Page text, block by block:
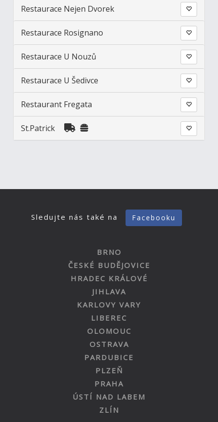
Restaurace Nejen Dvorek
Restaurace Rosignano
Restaurace U Nouzů
Restaurace U Šedivce
Restaurant Fregata
St.Patrick
Sledujte nás také na Facebooku
BRNO
ČESKÉ BUDĚJOVICE
HRADEC KRÁLOVÉ
JIHLAVA
KARLOVY VARY
LIBEREC
OLOMOUC
OSTRAVA
PARDUBICE
PLZEŇ
PRAHA
ÚSTÍ NAD LABEM
ZLÍN